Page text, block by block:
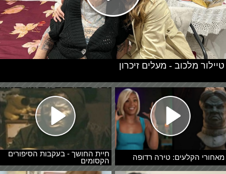
מאחורי הקלעים: טירה רדופה
חיית החושך - בעקבות הסיפורים
הקסומים
טיילור מלכוב - מעלים זיכרון